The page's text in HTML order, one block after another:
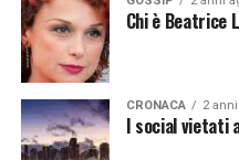
Vuoi essere sempre
notizie del giorno?
Chi è Beatrice
CRONACA 2
I social vietati